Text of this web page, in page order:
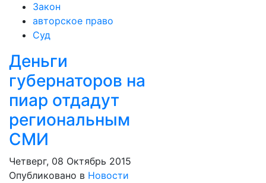
Закон
авторское право
Суд
Деньги
губернаторов на
пиар отдадут
региональным
СМИ
Четверг, 08 Октябрь 2015
Опубликовано в Новости